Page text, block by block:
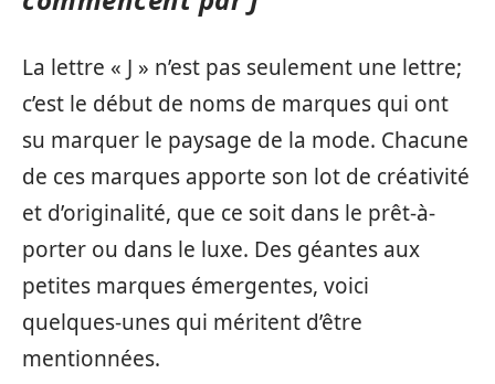
La lettre « J » n’est pas seulement une lettre;
c’est le début de noms de marques qui ont
su marquer le paysage de la mode. Chacune
de ces marques apporte son lot de créativité
et d’originalité, que ce soit dans le prêt-à-
porter ou dans le luxe. Des géantes aux
petites marques émergentes, voici
quelques-unes qui méritent d’être
mentionnées.